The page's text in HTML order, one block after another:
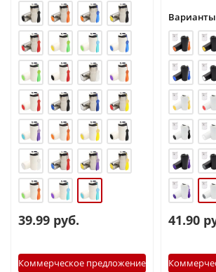
39.99 руб.
Коммерческое предложение
41.90